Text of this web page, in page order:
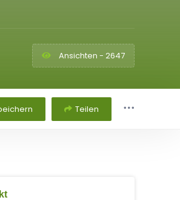
Ansichten - 2647
Teilen